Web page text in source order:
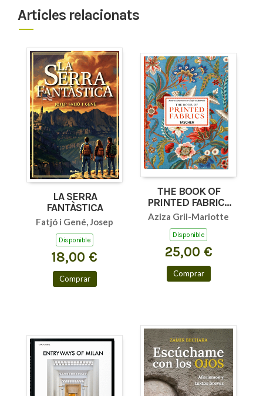
Articles relacionats
LA SERRA
FANTÀSTICA
Fatjó i Gené, Josep
Disponible
18,00 €
Comprar
THE BOOK OF
PRINTED FABRICS
45TH ED.
Aziza Gril-Mariotte
Disponible
25,00 €
Comprar